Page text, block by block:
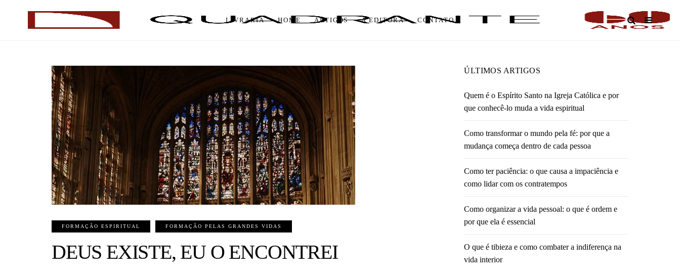
LIVRARIA HOME ARTIGOS A EDITORA CONTATO
FORMAÇÃO ESPIRITUAL FORMAÇÃO PELAS GRANDES VIDAS
DEUS EXISTE, EU O ENCONTREI
ÚLTIMOS ARTIGOS
Quem é o Espírito Santo na Igreja Católica e por
que conhecê-lo muda a vida espiritual
Como transformar o mundo pela fé: por que a
mudança começa dentro de cada pessoa
Como ter paciência: o que causa a impaciência e
como lidar com os contratempos
Como organizar a vida pessoal: o que é ordem e
por que ela é essencial
O que é tibieza e como combater a indiferença na
vida interior